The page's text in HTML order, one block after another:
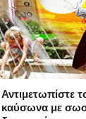
Αντιμετωπίστε
καύσωνα με